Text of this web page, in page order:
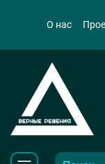
О нас